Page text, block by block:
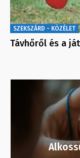
SZEKSZÁRD - KÖZÉLET
Távhőről és a